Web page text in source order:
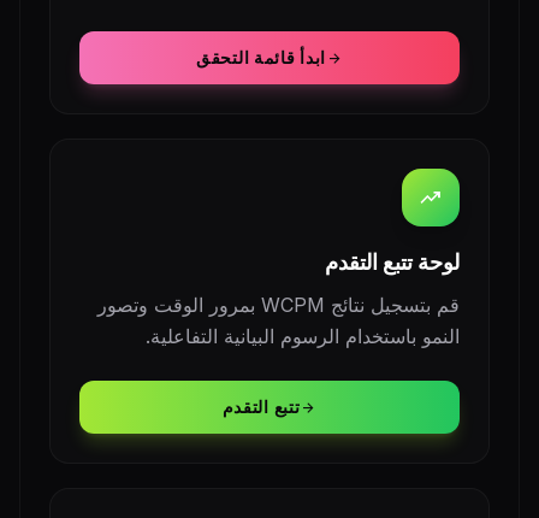
arrow_forward ابدأ قائمة التحقق
trending_up
لوحة تتبع التقدم
قم بتسجيل نتائج WCPM بمرور الوقت وتصور
النمو باستخدام الرسوم البيانية التفاعلية.
arrow_forwardتتبع التقدم